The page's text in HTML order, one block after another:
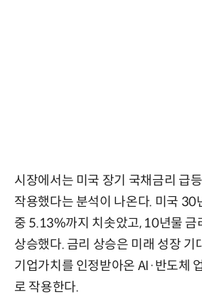
시장에서는 미국 장기 국채금리 급
작용했다는 분석이 나온다. 미국 30
중 5.13%까지 치솟았고, 10년물 금
상승했다. 금리 상승은 미래 성장 기
기업가치를 인정받아온 AI·반도체
로 작용한다.